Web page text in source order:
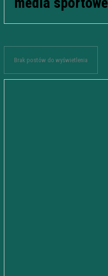
Brak postów do wyświetlenia